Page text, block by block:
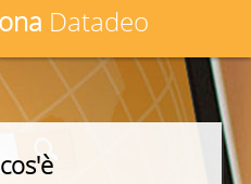
Datadeo